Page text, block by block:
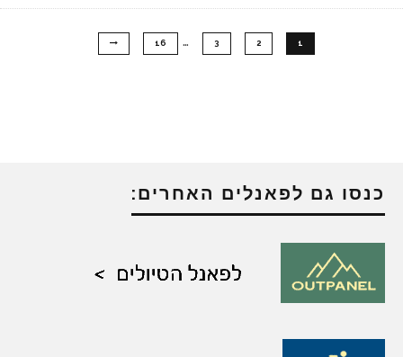
1
2
3
…
16
כנסו גם לפאנלים האחרים: